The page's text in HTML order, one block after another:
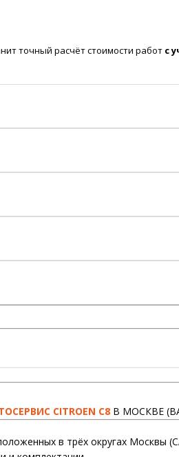
точный расчёт стоимости работ с
CITROEN C8В МОСКВЕ
в трёх округах